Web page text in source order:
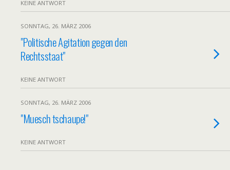
KEINE ANTWORT
SONNTAG, 26. MÄRZ 2006
"Politische Agitation gegen den
Rechtsstaat"
KEINE ANTWORT
SONNTAG, 26. MÄRZ 2006
"Muesch tschaupe!"
KEINE ANTWORT